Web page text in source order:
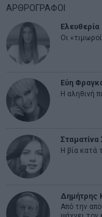
ΑΡΘΡΟΓΡΑΦΟΙ
Οι
Εύη
Η αληθινή
Η βία κατά
Δημήτρης
Από την